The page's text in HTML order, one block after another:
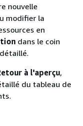
nouvelle
modifier la
en
dans le coin
à l'aperçu,
du tableau de